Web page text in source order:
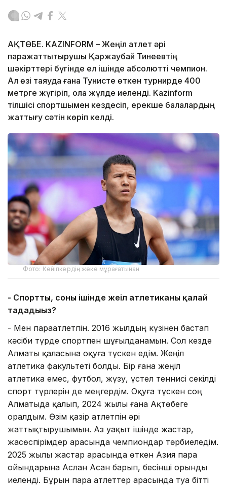
АҚТӨБЕ. KAZINFORM – Жеңіл атлет әрі
паражаттықтырушы Қаржаубай Тинеевтің
шәкірттері бүгінде ел ішінде абсолютті чемпион.
Ал өзі таяуда ғана Тунисте өткен турнирде 400
метрге жүгіріп, қола жүлде иеленді. Kazinform
тілшісі спортшымен кездесіп, ерекше балалардың
жаттығу сәтін көріп келді.
Фото: Кейіпкердің жеке мұрағатынан
- Спортты, соның ішінде жеңіл атлетиканы қалай
таңдадыңыз?
- Мен параатлетпін. 2016 жылдың күзінен бастап
кәсіби түрде спортпен шұғылданамын. Сол кезде
Алматы қаласына оқуға түскен едім. Жеңіл
атлетика факультеті болды. Бір ғана жеңіл
атлетика емес, футбол, жүзу, үстел теннисі секілді
спорт түрлерін де меңгердім. Оқуға түскен соң
Алматыда қалып, 2024 жылы ғана Ақтөбеге
оралдым. Өзім қазір атлетпін әрі
жаттықтырушымын. Аз уақыт ішінде жастар,
жасөспірімдер арасында чемпиондар тәрбиеледім.
2025 жылы жастар арасында өткен Азия пара
ойындарына Аслан Асан барып, бесінші орынды
иеленді. Бұрын пара атлеттер арасында туа бітті